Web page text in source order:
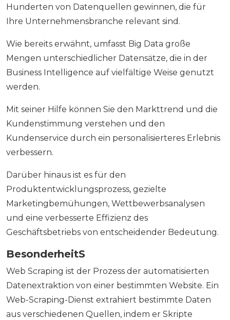
Hunderten von Datenquellen gewinnen, die für
Ihre Unternehmensbranche relevant sind.
Wie bereits erwähnt, umfasst Big Data große
Mengen unterschiedlicher Datensätze, die in der
Business Intelligence auf vielfältige Weise genutzt
werden.
Mit seiner Hilfe können Sie den Markttrend und die
Kundenstimmung verstehen und den
Kundenservice durch ein personalisierteres Erlebnis
verbessern.
Darüber hinaus ist es für den
Produktentwicklungsprozess, gezielte
Marketingbemühungen, Wettbewerbsanalysen
und eine verbesserte Effizienz des
Geschäftsbetriebs von entscheidender Bedeutung.
BesonderheitS
Web Scraping ist der Prozess der automatisierten
Datenextraktion von einer bestimmten Website. Ein
Web-Scraping-Dienst extrahiert bestimmte Daten
aus verschiedenen Quellen, indem er Skripte